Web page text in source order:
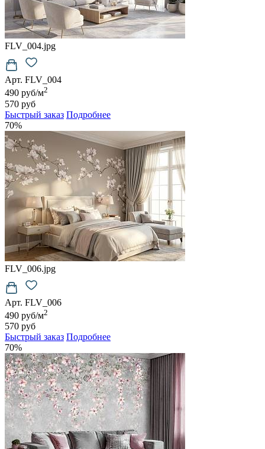
FLV_004.jpg
Арт. FLV_004
490 руб/м2
570 руб
Быстрый заказ Подробнее
70%
FLV_006.jpg
Арт. FLV_006
490 руб/м2
570 руб
Быстрый заказ Подробнее
70%